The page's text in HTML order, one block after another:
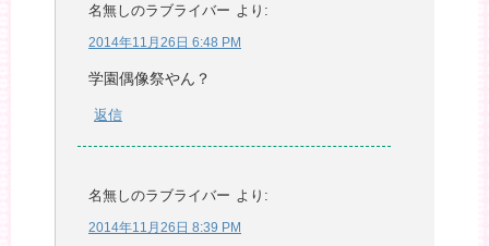
名無しのラブライバー より:
2014年11月26日 6:48 PM
学園偶像祭やん？
返信
名無しのラブライバー より:
2014年11月26日 8:39 PM